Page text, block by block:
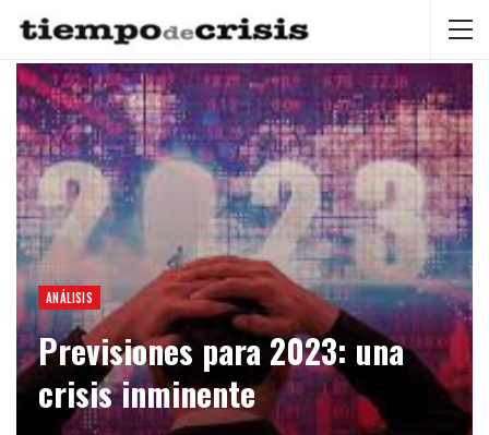
ANÁLISIS
Previsiones para 2023: una
crisis inminente